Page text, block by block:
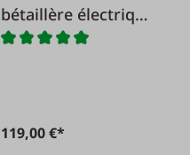
bétaillère électrique
1,20 m
119,00 €*